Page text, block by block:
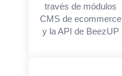
través de módulos
CMS de ecommerce
y la API de BeezUP